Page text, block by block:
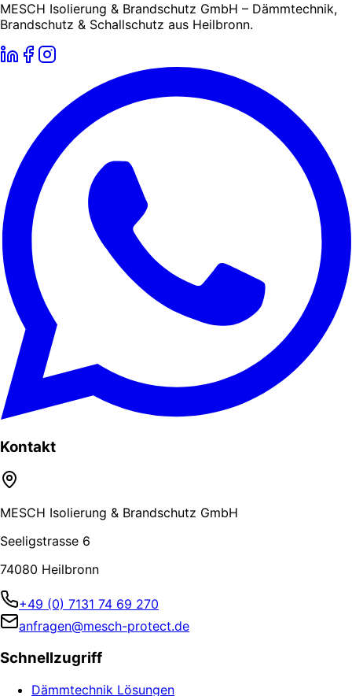
MESCH Isolierung & Brandschutz GmbH – Dämmtechnik,
Brandschutz & Schallschutz aus Heilbronn.
Kontakt
MESCH Isolierung & Brandschutz GmbH
Seeligstrasse 6
74080 Heilbronn
+49 (0) 7131 74 69 270
anfragen@mesch-protect.de
Schnellzugriff
Dämmtechnik Lösungen